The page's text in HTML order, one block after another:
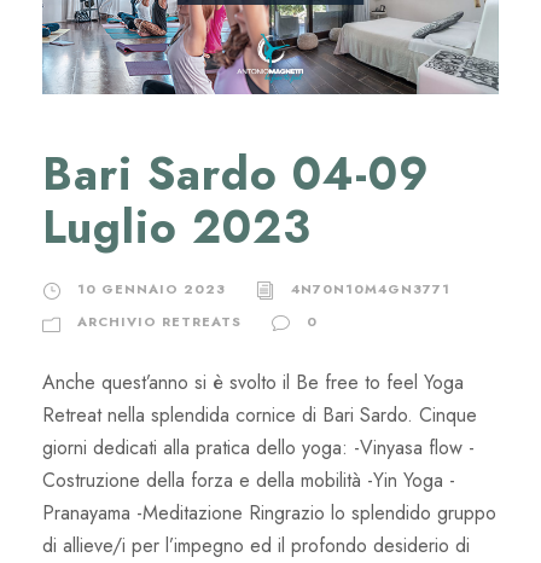
Bari Sardo 04-09
Luglio 2023
10 GENNAIO 2023
4N70N10M4GN3771
ARCHIVIO RETREATS
0
Anche quest’anno si è svolto il Be free to feel Yoga
Retreat nella splendida cornice di Bari Sardo. Cinque
giorni dedicati alla pratica dello yoga: -Vinyasa flow -
Costruzione della forza e della mobilità -Yin Yoga -
Pranayama -Meditazione Ringrazio lo splendido gruppo
di allieve/i per l’impegno ed il profondo desiderio di